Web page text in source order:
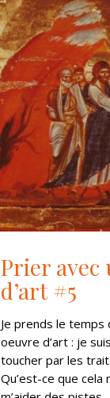
Prier
d’art #5
Je prends le
oeuvre d’art : je
toucher par les
Qu’est-ce que cela